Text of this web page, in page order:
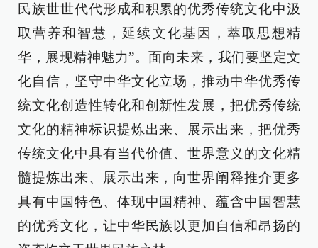
民族世世代代形成和积累的优秀传统文化中汲
取营养和智慧，延续文化基因，萃取思想精
华，展现精神魅力”。面向未来，我们要坚定文
化自信，坚守中华文化立场，推动中华优秀传
统文化创造性转化和创新性发展，把优秀传统
文化的精神标识提炼出来、展示出来，把优秀
传统文化中具有当代价值、世界意义的文化精
髓提炼出来、展示出来，向世界阐释推介更多
具有中国特色、体现中国精神、蕴含中国智慧
的优秀文化，让中华民族以更加自信和昂扬的